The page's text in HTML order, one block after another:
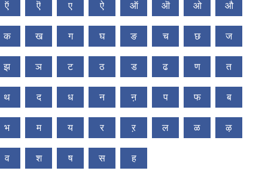
ऍ ऎ ए ऐ ऑ ऒ ओ औ
क ख ग घ ङ च छ ज
झ ञ ट ठ ड ढ ण त
थ द ध न ऩ प फ ब
भ म य र ऱ ल ळ ऴ
व श ष स ह